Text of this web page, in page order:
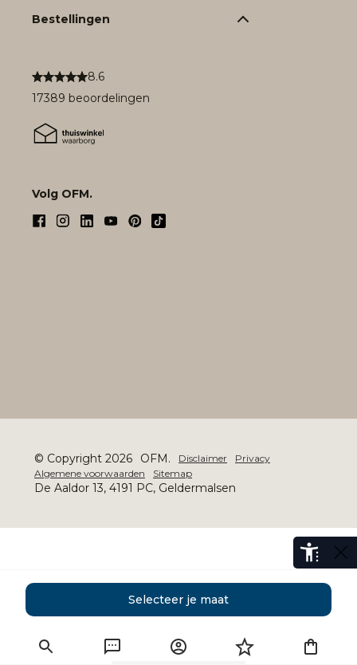
Selecteer je maat
8.6
17389 beoordelingen
Volg OFM.
Bestellingen
© Copyright 2026 OFM. Disclaimer
Privacy
Algemene voorwaarden
Sitemap
De Aaldor 13, 4191 PC, Geldermalsen